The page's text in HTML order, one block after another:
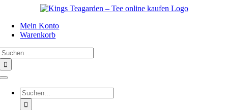
springenMein Konto
Warenkorb
Toggle
Navigation
Suche
nach: